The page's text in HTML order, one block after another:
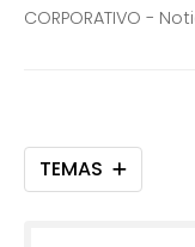
TEMAS
DE GALICIA
CORPORATIVO -